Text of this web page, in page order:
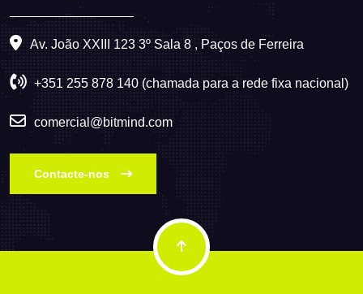
Av. João XXIII 123 3º Sala 8 , Paços de Ferreira
+351 255 878 140 (chamada para a rede fixa nacional)
comercial@bitmind.com
Contacte-nos